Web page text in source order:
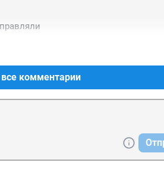
комментарии